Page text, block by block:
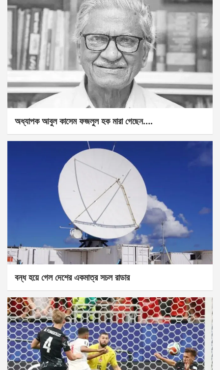
অধ্যাপক আবুল কাসেম ফজলুল হক মারা গেছেন….
বন্ধ হয়ে গেল দেশের একমাত্র সচল রাডার